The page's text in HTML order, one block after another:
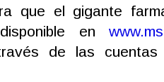
que el gigante
en
de las